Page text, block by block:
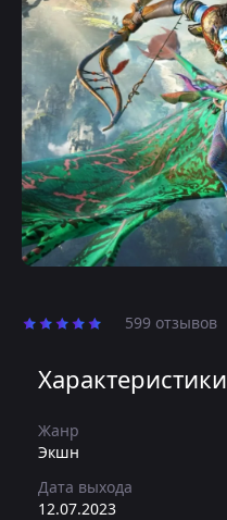
599 отзывов
Характеристики
Жанр
Экшн
Дата выхода
12.07.2023